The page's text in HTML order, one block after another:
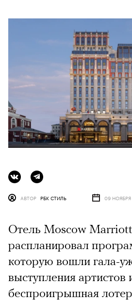
АВТОР РБК СТИЛЬ 09
Отель Moscow
распланировал
которую вошли гала-
выступления артистов
беспроигрышная